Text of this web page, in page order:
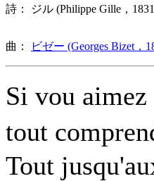
詩： ジル (Philippe Gille，
曲： ビゼー (Georges Bizet，
Si vou aimez
tout
Tout